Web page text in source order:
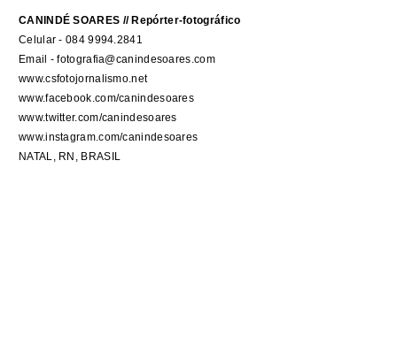
CANINDÉ SOARES // Repórter-fotográfico
Celular - 084 9994.2841
Email - fotografia@canindesoares.com
www.csfotojornalismo.net
www.facebook.com/canindesoares
www.twitter.com/canindesoares
www.instagram.com/canindesoares
NATAL, RN, BRASIL